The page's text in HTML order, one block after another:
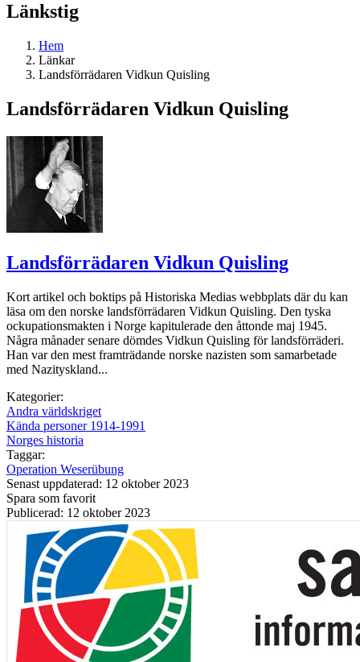
Länkstig
Hem
Länkar
Landsförrädaren Vidkun Quisling
Landsförrädaren Vidkun Quisling
Landsförrädaren Vidkun Quisling
Kort artikel och boktips på Historiska Medias webbplats där du kan
läsa om den norske landsförrädaren Vidkun Quisling. Den tyska
ockupationsmakten i Norge kapitulerade den åttonde maj 1945.
Några månader senare dömdes Vidkun Quisling för landsförräderi.
Han var den mest framträdande norske nazisten som samarbetade
med Nazityskland...
Kategorier:
Andra världskriget
Kända personer 1914-1991
Norges historia
Taggar:
Operation Weserübung
Senast uppdaterad: 12 oktober 2023
Spara som favorit
Publicerad: 12 oktober 2023